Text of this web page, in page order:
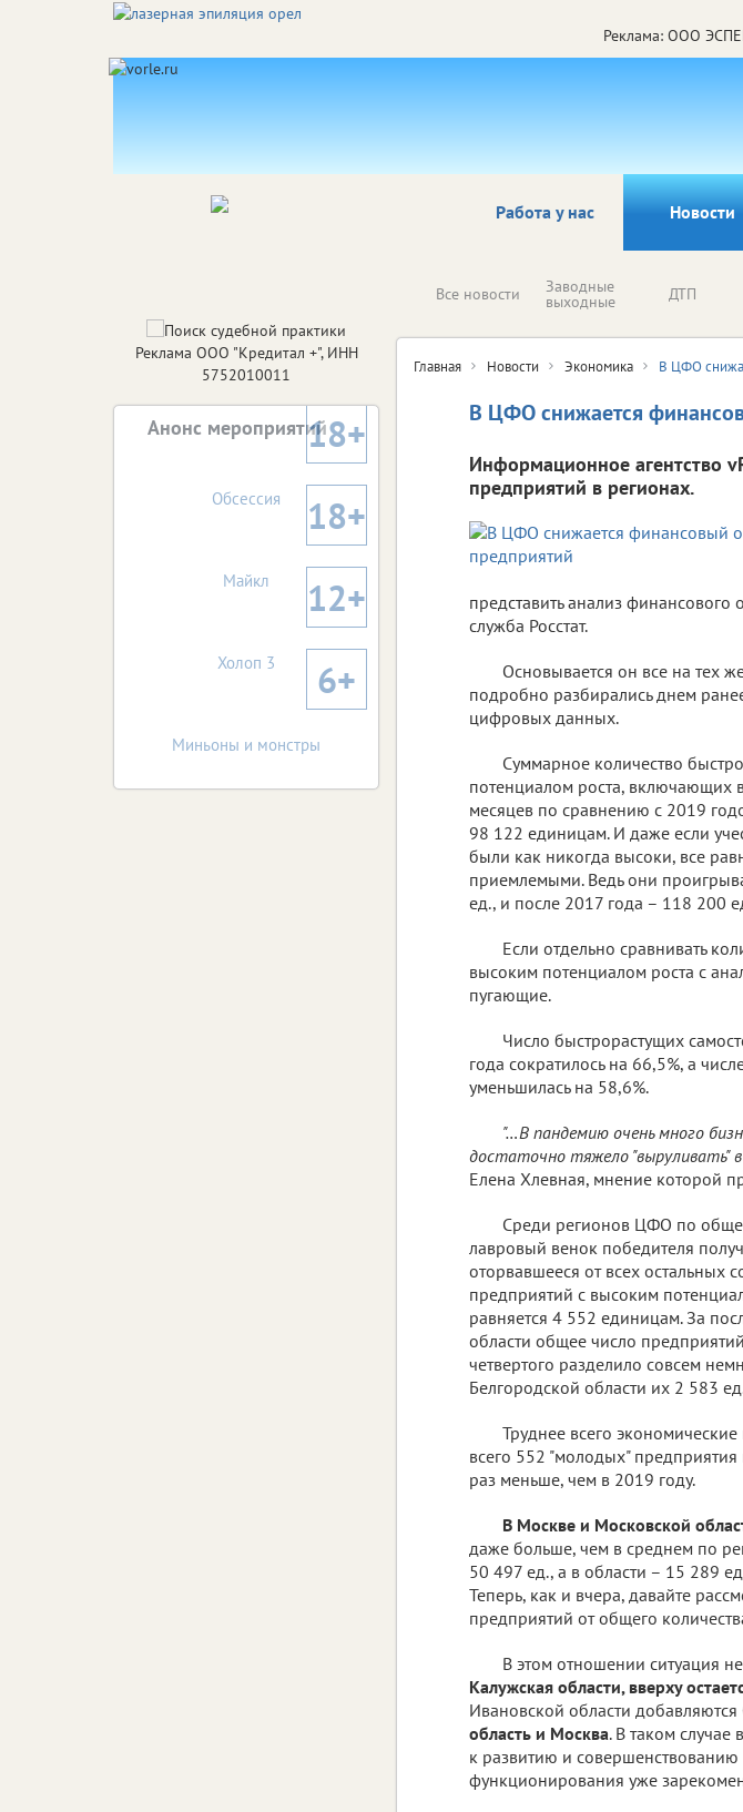
Реклама: ООО
Работа у нас Новости
Все новости Заводные
выходные ДТП
Главная Новости Экономика В ЦФО
В ЦФО снижается
Информационное агентство
предприятий в регионах.
представить анализ финансового
служба Росстат.
Основывается он все на тех
подробно разбирались днем
цифровых данных.
Суммарное количество
потенциалом роста,
месяцев по сравнению с 2019
98 122 единицам. И даже если
были как никогда высоки, все
приемлемыми. Ведь они
ед., и после 2017 года – 118 200
Если отдельно сравнивать
высоким потенциалом роста с
пугающие.
Число быстрорастущих
года сократилось на 66,5%, а
уменьшилась на 58,6%.
"…В пандемию очень много
достаточно тяжело "выруливать"
Елена Хлевная, мнение которой
Среди регионов ЦФО по
лавровый венок победителя
оторвавшееся от всех остальных
предприятий с высоким
равняется 4 552 единицам. За
области общее число
четвертого разделило совсем
Белгородской области их 2 583
Труднее всего
всего 552 "молодых"
раз меньше, чем в 2019 году.
В Москве и Московской
даже больше, чем в среднем по
50 497 ед., а в области – 15 289
Теперь, как и вчера, давайте
предприятий от общего
В этом отношении ситуация
Калужская области, вверху
Ивановской области
область и Москва. В таком
к развитию и
функционирования уже
Реклама ООО "Кредитал +", ИНН
5752010011
Анонс мероприятий18+
Обсессия 18+
Майкл 12+
Холоп 3 6+
Миньоны и монстры